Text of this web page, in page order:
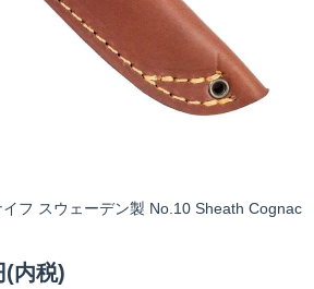
フ スウェーデン製 No.10 Sheath Cognac
(内税)